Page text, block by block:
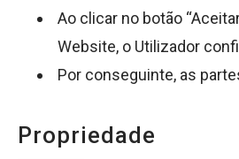
Ao clicar no botão
Website, o Utilizador
Por conseguinte, as
Propriedade